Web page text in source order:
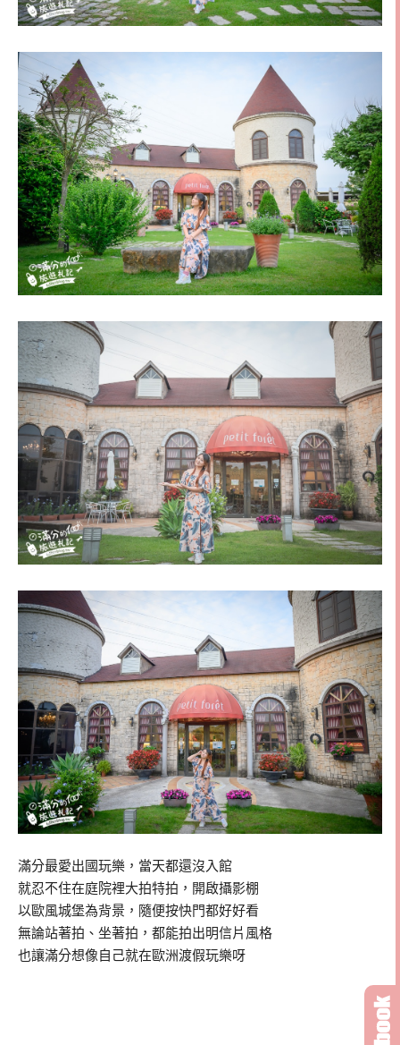
滿分最愛出國玩樂，當天都還沒入館
就忍不住在庭院裡大拍特拍，開啟攝影棚
以歐風城堡為背景，隨便按快門都好好看
無論站著拍、坐著拍，都能拍出明信片風格
也讓滿分想像自己就在歐洲渡假玩樂呀